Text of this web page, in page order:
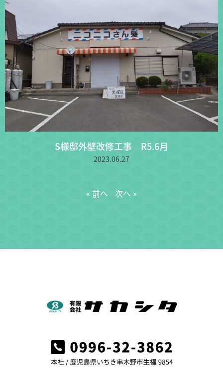
S様邸外壁改修工事 R5.6月
2023.06.27
« 前へ 次へ »